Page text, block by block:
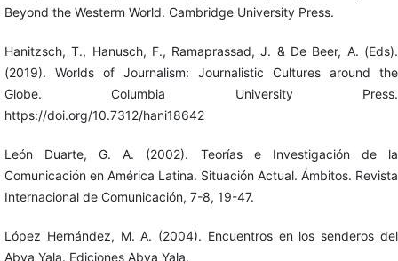
Beyond the Westerm World. Cambridge University Press.
Hanitzsch, T., Hanusch, F., Ramaprassad, J. & De Beer, A. (Eds).
(2019). Worlds of Journalism: Journalistic Cultures around the
Globe. Columbia University Press.
https://doi.org/10.7312/hani18642
León Duarte, G. A. (2002). Teorías e Investigación de la
Comunicación en América Latina. Situación Actual. Ámbitos. Revista
Internacional de Comunicación, 7-8, 19-47.
López Hernández, M. A. (2004). Encuentros en los senderos del
Abya Yala. Ediciones Abya Yala.